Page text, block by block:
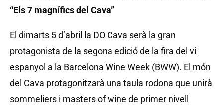
“Els 7 magnífics del Cava”
El dimarts 5 d’abril la DO Cava serà la gran
protagonista de la segona edició de la fira del vi
espanyol a la Barcelona Wine Week (BWW). El món
del Cava protagonitzarà una taula rodona que unirà
sommeliers i masters of wine de primer nivell